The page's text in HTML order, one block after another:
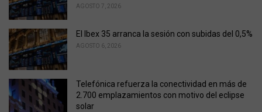
AGOSTO 7, 2026
El Ibex 35 arranca la sesión con subidas del 0,5%
AGOSTO 6, 2026
Telefónica refuerza la conectividad en más de
2.700 emplazamientos con motivo del eclipse
solar